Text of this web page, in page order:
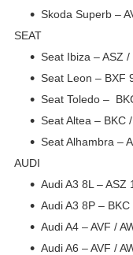
Skoda Superb –
SEAT
Seat Ibiza – ASZ
Seat Leon – BXF
Seat Toledo –
Seat Altea – BKC
Seat Alhambra –
AUDI
Audi A3 8L – ASZ
Audi A3 8P –
Audi A4 – AVF /
Audi A6 – AVF /